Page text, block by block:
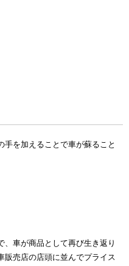
を加えることで車が蘇ること
、車が商品として再び生き返り
販売店の店頭に並んでプライス